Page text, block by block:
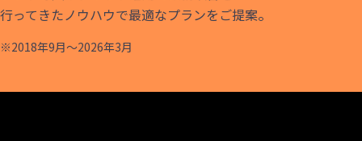
行ってきたノウハウで最適なプランをご提案。
※2018年9月～2026年3月